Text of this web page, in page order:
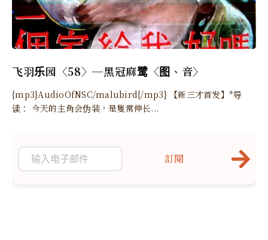
飞羽乐园〈58〉─黑冠麻鹭〈图、音〉
{mp3}AudioOfNSC/malubird{/mp3} 【新三才首发】*导
读： 今天的主角会伪装，是隻常伸长...
訂閱